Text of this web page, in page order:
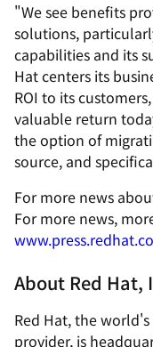
"We see benefits
solutions,
capabilities and its
Hat centers its
ROI to its
valuable return
the option of
source, and
For more news
For more news,
About Red Hat,
Red Hat, the
provider, is